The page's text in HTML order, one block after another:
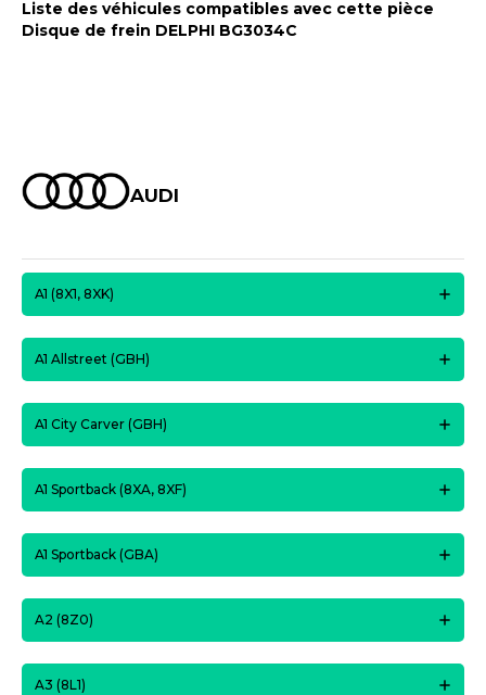
Liste des véhicules compatibles avec cette pièce
Disque de frein DELPHI BG3034C
AUDI
A1 (8X1, 8XK)
A1 Allstreet (GBH)
A1 City Carver (GBH)
A1 Sportback (8XA, 8XF)
A1 Sportback (GBA)
A2 (8Z0)
A3 (8L1)